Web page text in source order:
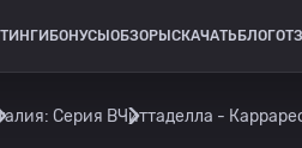
БОНУСЫ ОБЗОРЫ СКАЧАТЬ БЛОГ
Серия BЧиттаделла -